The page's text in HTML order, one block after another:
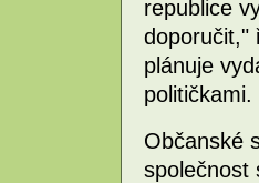
republice
doporučit,"
plánuje
političkami.
Občanské
společnost